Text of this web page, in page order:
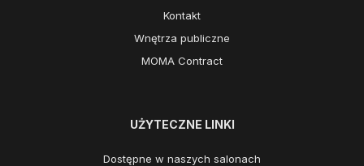
Kontakt
Wnętrza publiczne
MOMA Contract
UŻYTECZNE LINKI
Dostępne w naszych salonach